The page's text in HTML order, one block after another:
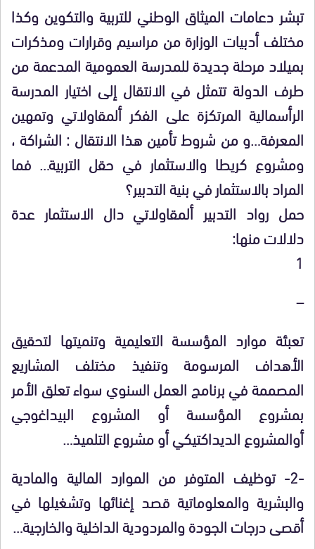
تبشر دعامات الميثاق الوطني للتربية والتكوين وكذا
مختلف أدبيات الوزارة من مراسيم وقرارات ومذكرات
بميلاد مرحلة جديدة للمدرسة العمومية المدعمة من
طرف الدولة تتمثل في الانتقال إلى اختيار المدرسة
الرأسمالية المرتكزة على الفكر ألمقاولاتي وتمهين
المعرفة…و من شروط تأمين هذا الانتقال : الشراكة ،
ومشروع كريطا والاستثمار في حقل التربية… فما
المراد بالاستثمار في بنية التدبير؟
حمل رواد التدبير ألمقاولاتي دال الاستثمار عدة
دلالات منها:
1
–
تعبئة موارد المؤسسة التعليمية وتنميتها لتحقيق
الأهداف المرسومة وتنفيذ مختلف المشاريع
المصممة في برنامج العمل السنوي سواء تعلق الأمر
بمشروع المؤسسة أو المشروع البيداغوجي
أوالمشروع الديداكتيكي أو مشروع التلميذ…
-2- توظيف المتوفر من الموارد المالية والمادية
والبشرية والمعلوماتية قصد إغنائها وتشغيلها في
أقصى درجات الجودة والمردودية الداخلية والخارجية…